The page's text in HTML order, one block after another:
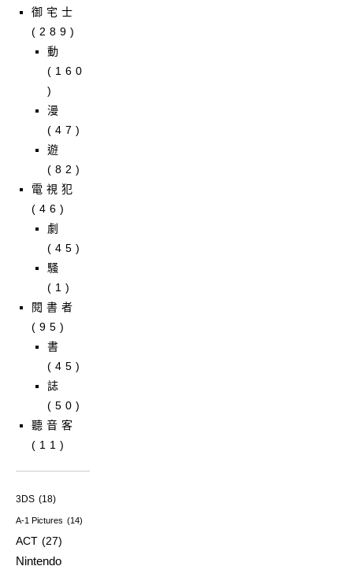
御宅士
(289)
動
(160
)
漫
(47)
遊
(82)
電視犯
(46)
劇
(45)
騷
(1)
閱書者
(95)
書
(45)
誌
(50)
聽音客
(11)
3DS (18)
A-1 Pictures (14)
ACT (27)
Nintendo